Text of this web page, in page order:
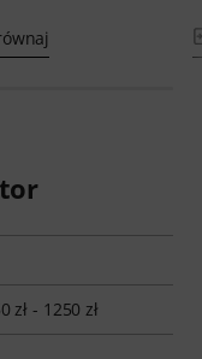
- 1250 zł